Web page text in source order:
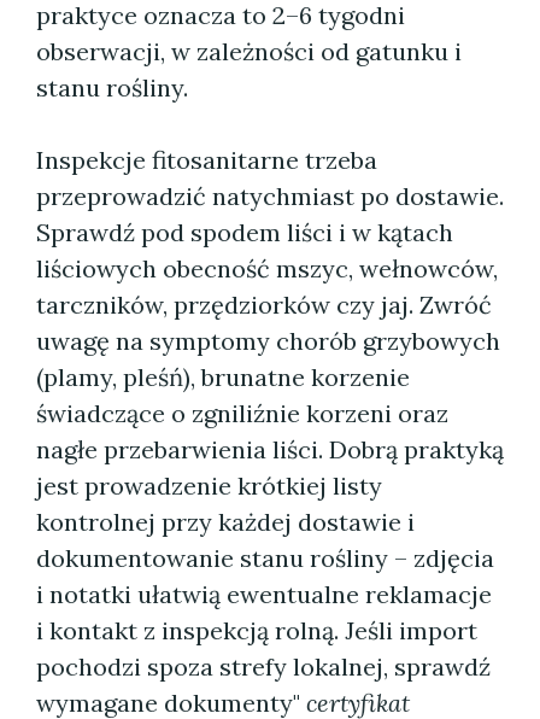
praktyce oznacza to 2–6 tygodni
obserwacji, w zależności od gatunku i
stanu rośliny.
Inspekcje fitosanitarne trzeba
przeprowadzić natychmiast po dostawie.
Sprawdź pod spodem liści i w kątach
liściowych obecność mszyc, wełnowców,
tarczników, przędziorków czy jaj. Zwróć
uwagę na symptomy chorób grzybowych
(plamy, pleśń), brunatne korzenie
świadczące o zgniliźnie korzeni oraz
nagłe przebarwienia liści. Dobrą praktyką
jest prowadzenie krótkiej listy
kontrolnej przy każdej dostawie i
dokumentowanie stanu rośliny – zdjęcia
i notatki ułatwią ewentualne reklamacje
i kontakt z inspekcją rolną. Jeśli import
pochodzi spoza strefy lokalnej, sprawdź
wymagane dokumenty" certyfikat